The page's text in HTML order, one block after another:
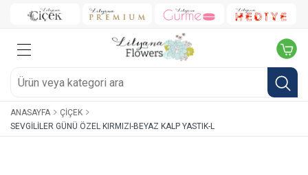
ANASAYFA
ÇIÇEK
SEVGILILER GÜNÜ ÖZEL KIRMIZI-BEYAZ KALP YASTIK-L